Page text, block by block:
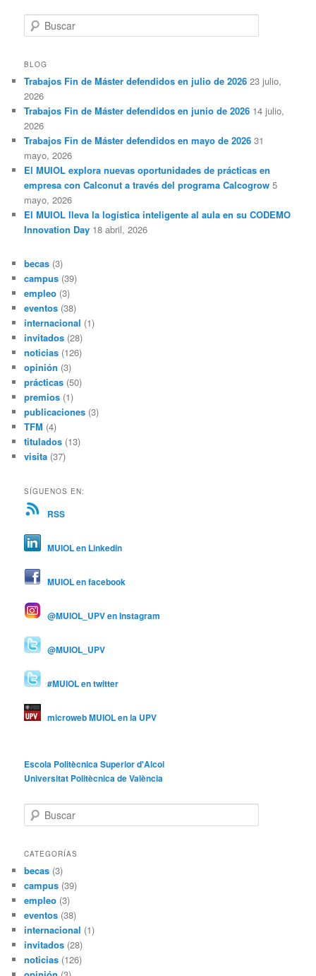
u
c
r
BLOG
Trabajos Fin de Máster defendidos en julio de 2026 23 julio,
2026
Trabajos Fin de Máster defendidos en junio de 2026 14 julio,
2026
Trabajos Fin de Máster defendidos en mayo de 2026 31
mayo, 2026
El MUIOL explora nuevas oportunidades de prácticas en
empresa con Calconut a través del programa Calcogrow 5
mayo, 2026
El MUIOL lleva la logística inteligente al aula en su CODEMO
Innovation Day 18 abril, 2026
becas (3)
campus (39)
empleo (3)
eventos (38)
internacional (1)
invitados (28)
noticias (126)
opinión (3)
prácticas (50)
premios (1)
publicaciones (3)
TFM (4)
titulados (13)
visita (37)
SÍGUENOS EN:
RSS
MUIOL en Linkedin
MUIOL en facebook
@MUIOL_UPV en Instagram
@MUIOL_UPV
#MUIOL en twitter
microweb MUIOL en la UPV
Escola Politècnica Superior d'Alcoi
Universitat Politècnica de València
u
c
r
CATEGORÍAS
becas (3)
campus (39)
empleo (3)
eventos (38)
internacional (1)
invitados (28)
noticias (126)